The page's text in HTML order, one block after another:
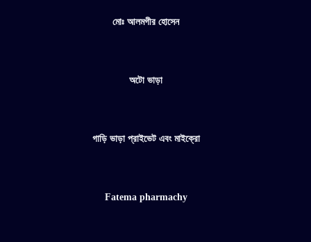
মোঃ আলমগীর হোসেন
অটো ভাড়া
গাড়ি ভাড়া প্রাইভেট এবং মাইক্রো
Fatema pharmachy